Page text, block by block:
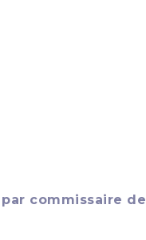
commissaire de